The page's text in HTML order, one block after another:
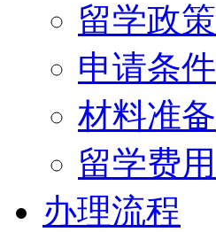
留学政策
申请条件
材料准备
留学费用
办理流程